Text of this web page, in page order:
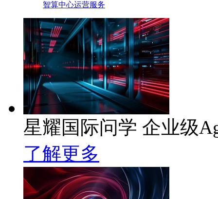
智算中心运营服务
星耀国际问学 企业级
了解更多